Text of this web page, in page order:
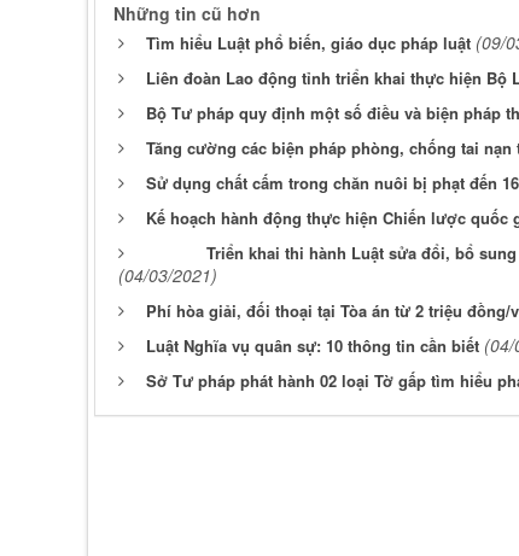
Những tin cũ hơn
Tìm hiểu Luật phổ biến, giáo dục pháp luật (09/
Liên đoàn Lao động tỉnh triển khai thực hiện Bộ
Bộ Tư pháp quy định một số điều và biện pháp
Tăng cường các biện pháp phòng, chống tai
Sử dụng chất cấm trong chăn nuôi bị phạt đến
Kế hoạch hành động thực hiện Chiến lược quốc
Triển khai thi hành Luật sửa đổi, bổ
(04/03/2021)
Phí hòa giải, đối thoại tại Tòa án từ 2 triệu đồng/
Luật Nghĩa vụ quân sự: 10 thông tin cần biết (04/
Sở Tư pháp phát hành 02 loại Tờ gấp tìm hiểu